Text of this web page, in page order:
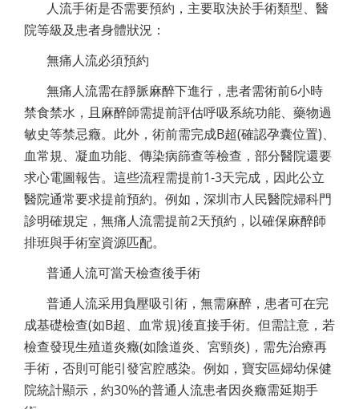
人流手術是否需要預約，主要取決於手術類型、醫
院等級及患者身體狀況：
無痛人流必須預約
無痛人流需在靜脈麻醉下進行，患者需術前6小時
禁食禁水，且麻醉師需提前評估呼吸系統功能、藥物過
敏史等禁忌癥。此外，術前需完成B超(確認孕囊位置)、
血常規、凝血功能、傳染病篩查等檢查，部分醫院還要
求心電圖報告。這些流程需提前1-3天完成，因此公立
醫院通常要求提前預約。例如，深圳市人民醫院婦科門
診明確規定，無痛人流需提前2天預約，以確保麻醉師
排班與手術室資源匹配。
普通人流可當天檢查後手術
普通人流采用負壓吸引術，無需麻醉，患者可在完
成基礎檢查(如B超、血常規)後直接手術。但需註意，若
檢查發現生殖道炎癥(如陰道炎、宮頸炎)，需先治療再
手術，否則可能引發宮腔感染。例如，寶安區婦幼保健
院統計顯示，約30%的普通人流患者因炎癥需延期手